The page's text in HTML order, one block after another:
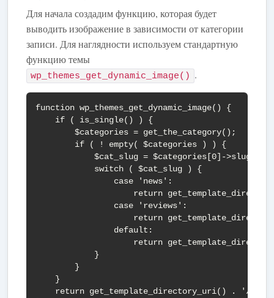
Для начала создадим функцию, которая будет
выводить изображение в зависимости от категории
записи. Для наглядности используем стандартную
функцию темы
wp_themes_get_dynamic_image() .
function wp_themes_get_dynamic_image() {
    if ( is_single() ) {
        $categories = get_the_category();
        if ( ! empty( $categories ) ) {
            $cat_slug = $categories[0]->slug;
            switch ( $cat_slug ) {
                case 'news':
return
                case 'reviews':
return
                default:
return
            }
        }
    }
return get_template_directory_uri() . '/